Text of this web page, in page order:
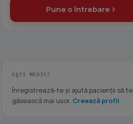
Pune o întrebare
EȘTI MEDIC?
Înregistrează-te și ajută pacienții să te
găsească mai ușor. Creează profil